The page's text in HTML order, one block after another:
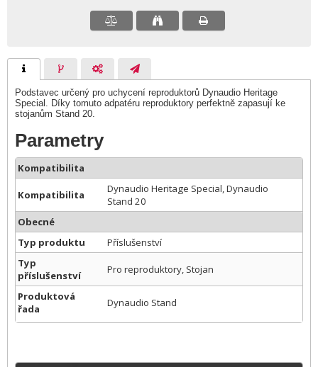
Podstavec určený pro uchycení reproduktorů Dynaudio Heritage
Special. Díky tomuto adpatéru reproduktory perfektně zapasují ke
stojanům Stand 20.
Parametry
Kompatibilita
Kompatibilita
Dynaudio Heritage Special, Dynaudio
Stand 20
Obecné
Typ produktu
Příslušenství
Typ
příslušenství
Pro reproduktory, Stojan
Produktová
řada
Dynaudio Stand